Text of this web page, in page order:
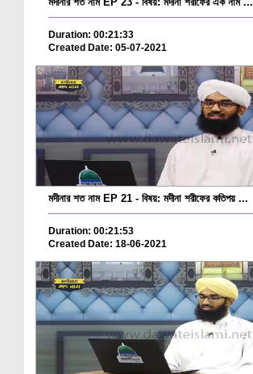
Duration: 00:21:33
Created Date: 05-07-2021
মদীনার শত নাম EP 21 - বিষয়: মদীনা শরীফের কতিপয় ...
Duration: 00:21:53
Created Date: 18-06-2021